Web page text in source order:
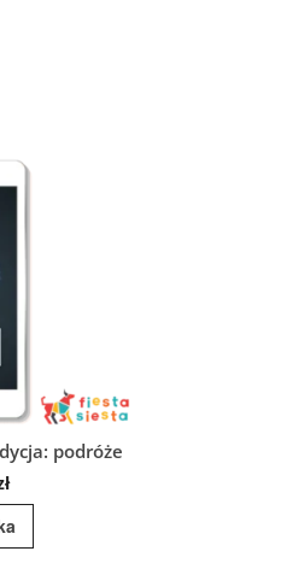
podróże
Aktualna
cena
wynosi:
39,99 zł.